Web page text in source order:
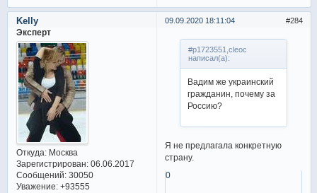
284
09.09.2020 18:11:04
Kelly
Эксперт
Откуда:Москва
Зарегистрирован: 06.06.2017
Сообщений:30050
Уважение: +93555
#p1723551,cleoc
написал(а):
Вадим же украинский
гражданин, почему за
Россию?
Я не предлагала конкретную
страну.
0